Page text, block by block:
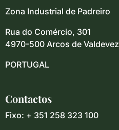
Zona Industrial de Padreiro
Rua do Comércio, 301
4970-500 Arcos de Valdevez
PORTUGAL
Contactos
Fixo: + 351 258 323 100